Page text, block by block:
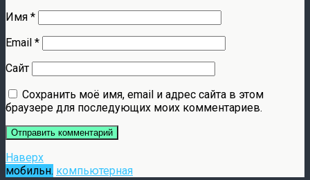
Имя *
Email *
Сайт
Сохранить моё имя, email и адрес сайта в этом
браузере для последующих моих комментариев.
Наверх
мобильн. компьютерная